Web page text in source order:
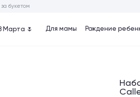
Для мамы Рождение ребенка